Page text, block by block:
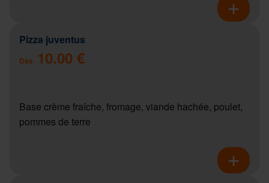
Pizza juventus
Dès 10.00 €
Base crème fraîche, fromage, viande hachée, poulet,
pommes de terre